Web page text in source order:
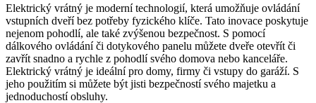
Elektrický vrátný je moderní technologií, která umožňuje ovládání
vstupních dveří bez potřeby fyzického klíče. Tato inovace poskytuje
nejenom pohodlí, ale také zvýšenou bezpečnost. S pomocí
dálkového ovládání či dotykového panelu můžete dveře otevřít či
zavřít snadno a rychle z pohodlí svého domova nebo kanceláře.
Elektrický vrátný je ideální pro domy, firmy či vstupy do garáží. S
jeho použitím si můžete být jisti bezpečností svého majetku a
jednoduchostí obsluhy.